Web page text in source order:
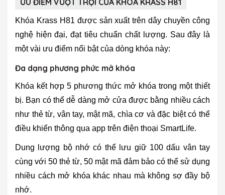
ƯU ĐIỂM VƯỢT TRỘI CỦA KHÓA KRASS H81
Khóa Krass H81 được sản xuất trên dây chuyền công
nghệ hiện đại, đạt tiêu chuẩn chất lượng. Sau đây là
một vài ưu điểm nổi bật của dòng khóa này:
Đa dạng phương phức mở khóa
Khóa kết hợp 5 phương thức mở khóa trong một thiết
bị. Bạn có thể dễ dàng mở cửa được bằng nhiều cách
như thẻ từ, vân tay, mật mã, chìa cơ và đặc biệt có thể
điều khiển thông qua app trên điện thoại SmartLife.
Dung lượng bộ nhớ có thể lưu giữ 100 dấu vân tay
cùng với 50 thẻ từ, 50 mật mã đảm bảo có thể sử dụng
nhiều cách mở khóa khác nhau mà không sợ đầy bộ
nhớ.